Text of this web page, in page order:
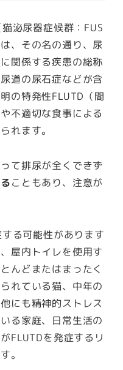
泌尿器症候群：FUS
、その名の通り、尿
関係する疾患の総称
道の尿石症などが含
の特発性FLUTD（間
不適切な食事による
れます。
て排尿が全くできず
こともあり、注意が
る可能性があります
屋内トイレを使用す
んどまたはまったく
れている猫、中年の
にも精神的ストレス
る家庭、日常生活の
FLUTDを発症するリ
。